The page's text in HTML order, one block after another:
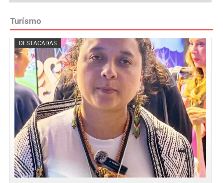
Turísmo
DESTACADAS
Posted
on